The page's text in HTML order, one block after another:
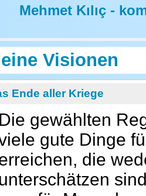
Mehmet Kılıç -
Visionen
Ende aller Kriege
Die gewählten
gute Dinge
die
unterschätzen